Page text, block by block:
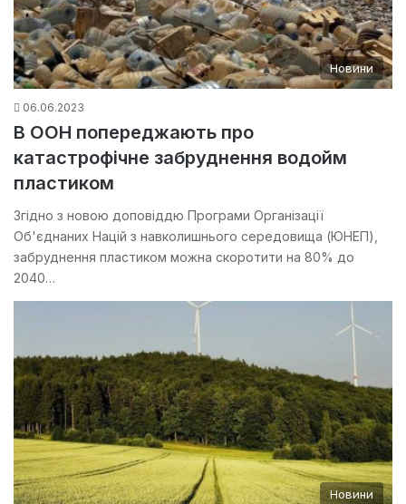
Новини
06.06.2023
В ООН попереджають про
катастрофічне забруднення водойм
пластиком
Згідно з новою доповіддю Програми Організації
Об'єднаних Націй з навколишнього середовища (ЮНЕП),
забруднення пластиком можна скоротити на 80% до
2040…
Новини